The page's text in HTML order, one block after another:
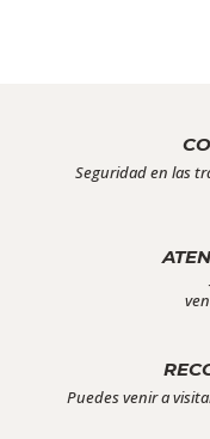
Seguridad en las
Puedes venir a